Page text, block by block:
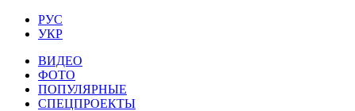
РУС
УКР
ВИДЕО
ФОТО
ПОПУЛЯРНЫЕ
СПЕЦПРОЕКТЫ